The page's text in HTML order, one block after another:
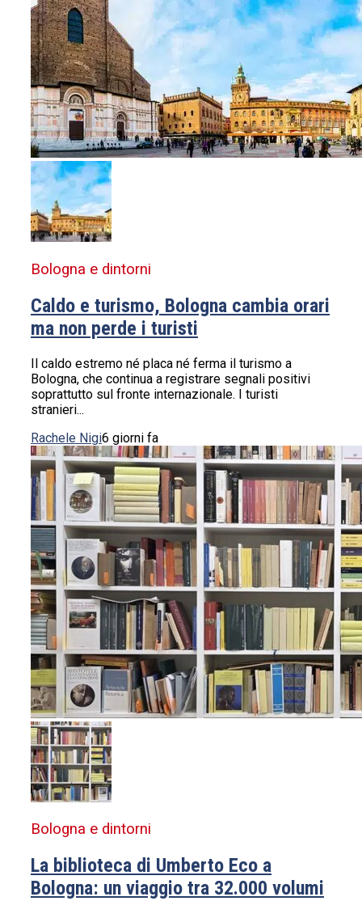
Bologna e dintorni
Caldo e turismo, Bologna cambia orari
ma non perde i turisti
Il caldo estremo né placa né ferma il turismo a
Bologna, che continua a registrare segnali positivi
soprattutto sul fronte internazionale. I turisti
stranieri...
Rachele Nigi6 giorni fa
Bologna e dintorni
La biblioteca di Umberto Eco a
Bologna: un viaggio tra 32.000 volumi